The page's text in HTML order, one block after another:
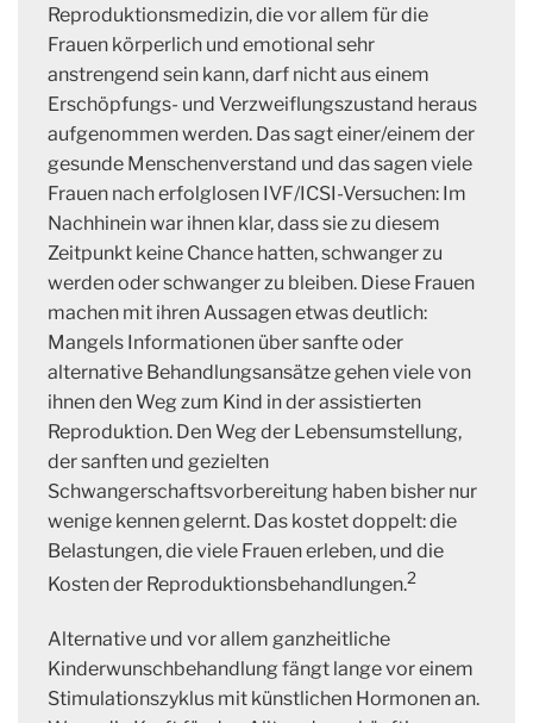
Reproduktionsmedizin, die vor allem für die
Frauen körperlich und emotional sehr
anstrengend sein kann, darf nicht aus einem
Erschöpfungs- und Verzweiflungszustand heraus
aufgenommen werden. Das sagt einer/einem der
gesunde Menschenverstand und das sagen viele
Frauen nach erfolglosen IVF/ICSI-Versuchen: Im
Nachhinein war ihnen klar, dass sie zu diesem
Zeitpunkt keine Chance hatten, schwanger zu
werden oder schwanger zu bleiben. Diese Frauen
machen mit ihren Aussagen etwas deutlich:
Mangels Informationen über sanfte oder
alternative Behandlungsansätze gehen viele von
ihnen den Weg zum Kind in der assistierten
Reproduktion. Den Weg der Lebensumstellung,
der sanften und gezielten
Schwangerschaftsvorbereitung haben bisher nur
wenige kennen gelernt. Das kostet doppelt: die
Belastungen, die viele Frauen erleben, und die
Kosten der Reproduktionsbehandlungen.2
Alternative und vor allem ganzheitliche
Kinderwunschbehandlung fängt lange vor einem
Stimulationszyklus mit künstlichen Hormonen an.